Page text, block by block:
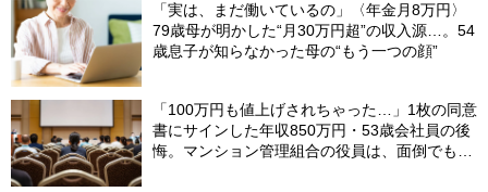
「実は、まだ働いているの」〈年金月8万円〉
79歳母が明かした“月30万円超”の収入源…。54
歳息子が知らなかった母の“もう一つの顔”
「100万円も値上げされちゃった…」1枚の同意
書にサインした年収850万円・53歳会社員の後
悔。マンション管理組合の役員は、面倒でも自